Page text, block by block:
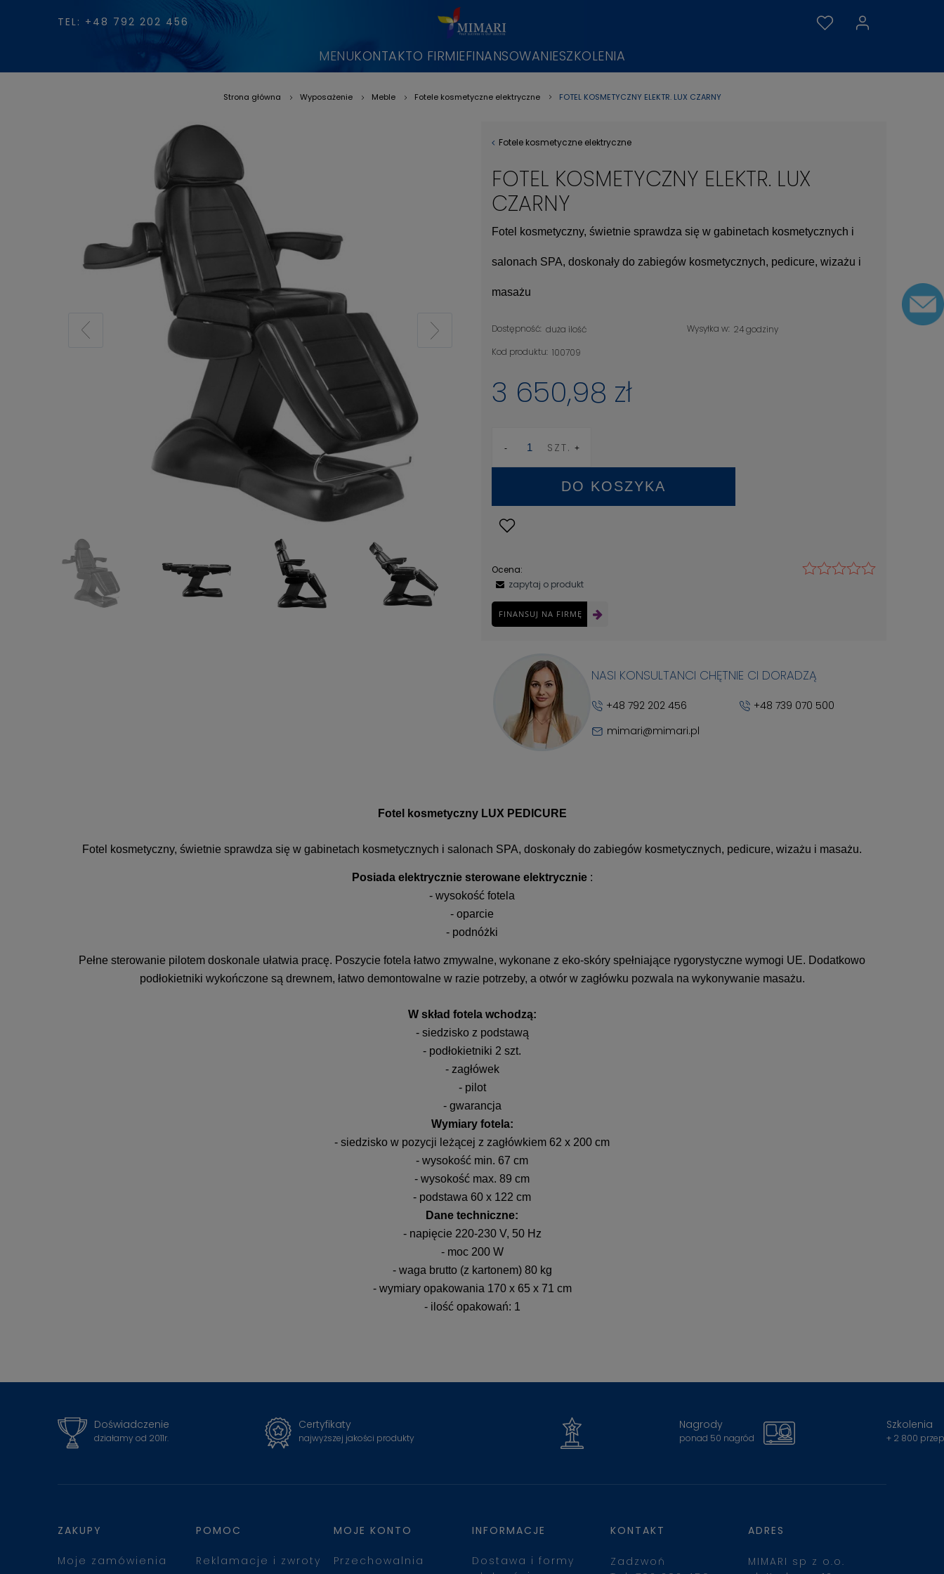
TEL: +48 792 202 456
MENUKONTAKTO FIRMIEFINANSOWANIESZKOLENIA
Strona główna Wyposażenie Meble Fotele kosmetyczne elektryczne FOTEL KOSMETYCZNY ELEKTR. LUX CZARNY
Fotele kosmetyczne elektryczne
FOTEL KOSMETYCZNY ELEKTR. LUX
CZARNY
Fotel kosmetyczny, świetnie sprawdza się w gabinetach kosmetycznych i
salonach SPA, doskonały do zabiegów kosmetycznych, pedicure, wizażu i
masażu
Dostępność: duża ilość Wysyłka w: 24 godziny
Kod produktu: 100709
3 650,98 zł
SZT.
DO KOSZYKA
Ocena:
zapytaj o produkt
FINANSUJ NA FIRMĘ
NASI KONSULTANCI CHĘTNIE CI DORADZĄ
+48 792 202 456
+48 739 070 500
mimari@mimari.pl
Fotel kosmetyczny LUX PEDICURE
Fotel kosmetyczny, świetnie sprawdza się w gabinetach kosmetycznych i salonach SPA, doskonały do zabiegów kosmetycznych, pedicure, wizażu i masażu.
Posiada elektrycznie sterowane elektrycznie:
- wysokość fotela
- oparcie
- podnóżki
Pełne sterowanie pilotem doskonale ułatwia pracę. Poszycie fotela łatwo zmywalne, wykonane z eko-skóry spełniające rygorystyczne wymogi UE. Dodatkowo
podłokietniki wykończone są drewnem, łatwo demontowalne w razie potrzeby, a otwór w zagłówku pozwala na wykonywanie masażu.
W skład fotela wchodzą:
- siedzisko z podstawą
- podłokietniki 2 szt.
- zagłówek
- pilot
- gwarancja
Wymiary fotela:
- siedzisko w pozycji leżącej z zagłówkiem 62 x 200 cm
- wysokość min. 67 cm
- wysokość max. 89 cm
- podstawa 60 x 122 cm
Dane techniczne:
- napięcie 220-230 V, 50 Hz
- moc 200 W
- waga brutto (z kartonem) 80 kg
- wymiary opakowania 170 x 65 x 71 cm
- ilość opakowań: 1
Doświadczenie
działamy od 2011r.
Certyfikaty
najwyższej jakości produkty
Nagrody
ponad 50 nagród
Szkolenia
+ 2 800
ZAKUPY
Moje zamówienia
POMOC
Reklamacje i zwroty
MOJE KONTO
Przechowalnia
INFORMACJE
Dostawa i formy
KONTAKT
Zadzwoń
ADRES
MIMARI sp z o.o.